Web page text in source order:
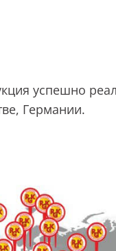
успешно
Германии.